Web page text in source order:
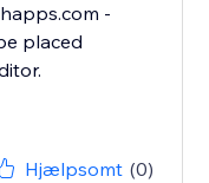
-
placed
Hjælpsomt (0)